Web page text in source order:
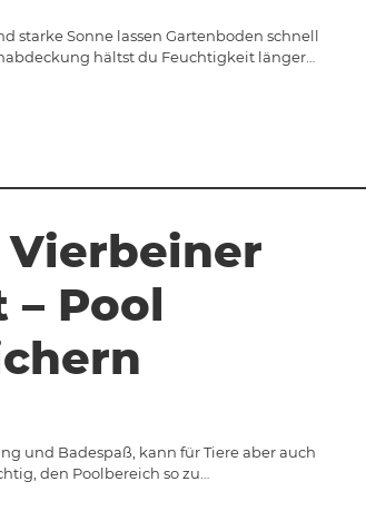
starke Sonne lassen Gartenboden schnell
hältst du Feuchtigkeit länger…
Pool
und Badespaß, kann für Tiere aber auch
den Poolbereich so zu…